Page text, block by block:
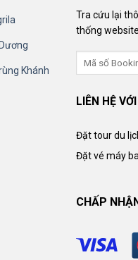
Khánh
Tra cứu lại
thống
LIÊN HỆ
Đặt tour du
Đặt vé máy
CHẤP